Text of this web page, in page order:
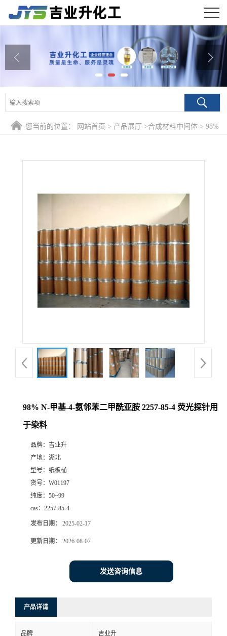
公司介绍
产品展厅
证书荣誉
您当前的位置： 网站首页 > 产品展厅 >合成材料中间体 > 98%
98% N-甲基-4-氨邻苯二甲酰亚胺 2257-85-4 荧光探针用
于染料
品牌： 吉业升
产地： 湖北
型号： 纸板桶
货号： W01197
纯度： 50~99
cas： 2257-85-4
发布日期： 2025-02-17
更新日期： 2026-08-07
发送咨询信息
产品详请
品牌 吉业升